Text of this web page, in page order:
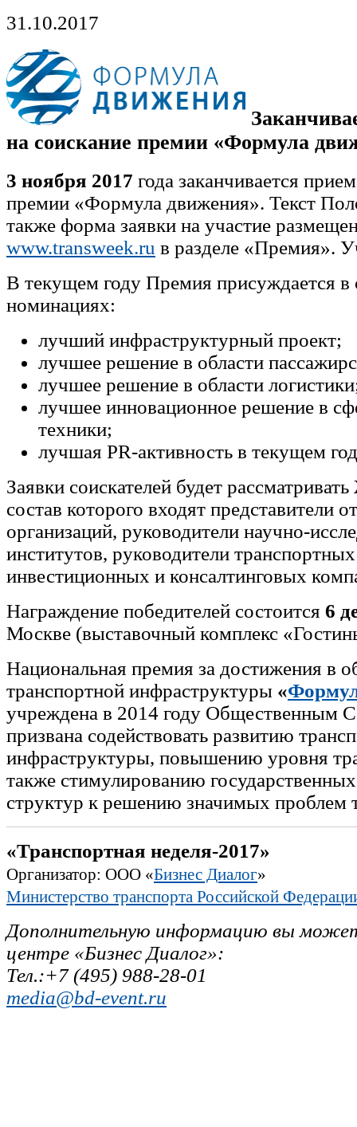
31.10.2017
на соискание премии «Формула
3 ноября 2017 года заканчивается
премии «Формула движения». Текст
также форма заявки на участие
www.transweek.ru в разделе «Премия».
В текущем году Премия присуждается
номинациях:
лучший инфраструктурный проект;
лучшее решение в области
лучшее решение в области
лучшее инновационное решение в
техники;
лучшая PR-активность в текущем
Заявки соискателей будет
состав которого входят представители
организаций, руководители научно-
институтов, руководители
инвестиционных и консалтинговых
Награждение победителей состоится 6
Москве (выставочный комплекс
Национальная премия за достижения в
транспортной инфраструктуры «
учреждена в 2014 году Общественным
призвана содействовать развитию
инфраструктуры, повышению уровня
также стимулированию
структур к решению значимых проблем
«Транспортная неделя-2017»
Организатор: ООО «Бизнес Диалог»
Министерство транспорта Российской
Дополнительную информацию вы
центре «Бизнес Диалог»:
Тел.:+7 (495) 988-28-01
media@bd-event.ru